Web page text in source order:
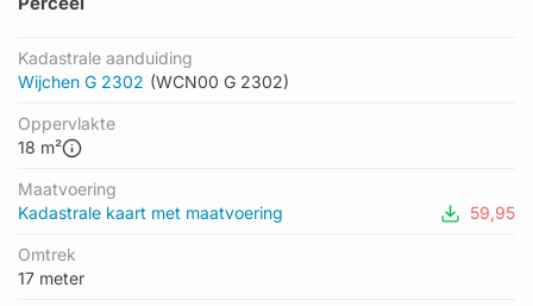
Kadastrale aanduiding
Wijchen G 2302 (WCN00 G 2302)
Oppervlakte
18 m²
Maatvoering
Kadastrale kaart met maatvoering
59,95
Omtrek
17 meter